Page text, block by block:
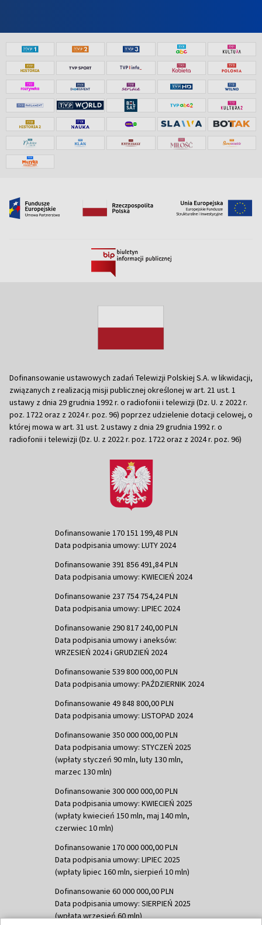
Dofinansowanie ustawowych zadań Telewizji Polskiej S.A. w likwidacji,
związanych z realizacją misji publicznej określonej w art. 21 ust. 1
ustawy z dnia 29 grudnia 1992 r. o radiofonii i telewizji (Dz. U. z 2022 r.
poz. 1722 oraz z 2024 r. poz. 96) poprzez udzielenie dotacji celowej, o
której mowa w art. 31 ust. 2 ustawy z dnia 29 grudnia 1992 r. o
radiofonii i telewizji (Dz. U. z 2022 r. poz. 1722 oraz z 2024 r. poz. 96)
Dofinansowanie 170 151 199,48 PLN
Data podpisania umowy: LUTY 2024
Dofinansowanie 391 856 491,84 PLN
Data podpisania umowy: KWIECIEŃ 2024
Dofinansowanie 237 754 754,24 PLN
Data podpisania umowy: LIPIEC 2024
Dofinansowanie 290 817 240,00 PLN
Data podpisania umowy i aneksów:
WRZESIEŃ 2024 i GRUDZIEŃ 2024
Dofinansowanie 539 800 000,00 PLN
Data podpisania umowy: PAŹDZIERNIK 2024
Dofinansowanie 49 848 800,00 PLN
Data podpisania umowy: LISTOPAD 2024
Dofinansowanie 350 000 000,00 PLN
Data podpisania umowy: STYCZEŃ 2025
(wpłaty styczeń 90 mln, luty 130 mln,
marzec 130 mln)
Dofinansowanie 300 000 000,00 PLN
Data podpisania umowy: KWIECIEŃ 2025
(wpłaty kwiecień 150 mln, maj 140 mln,
czerwiec 10 mln)
Dofinansowanie 170 000 000,00 PLN
Data podpisania umowy: LIPIEC 2025
(wpłaty lipiec 160 mln, sierpień 10 mln)
Dofinansowanie 60 000 000,00 PLN
Data podpisania umowy: SIERPIEŃ 2025
(wpłata wrzesień 60 mln)